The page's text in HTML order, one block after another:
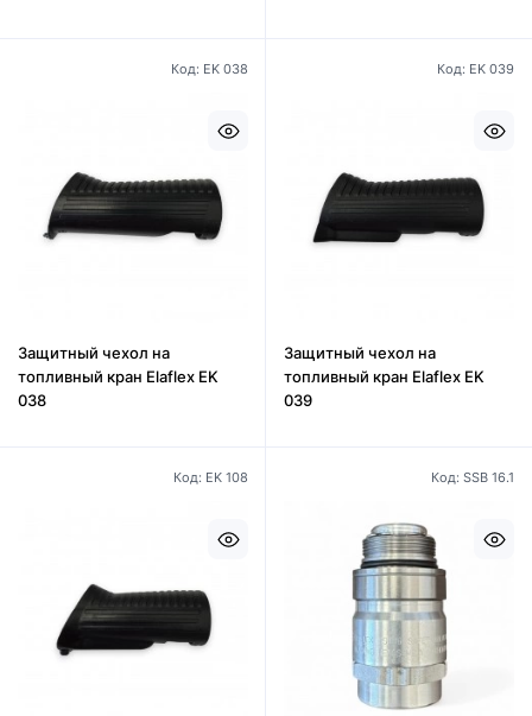
Код: EK 038
Защитный чехол на
топливный кран Elaflex EK
038
Код: EK 039
Защитный чехол на
топливный кран Elaflex EK
039
Код: EK 108 Код: SSB 16.1